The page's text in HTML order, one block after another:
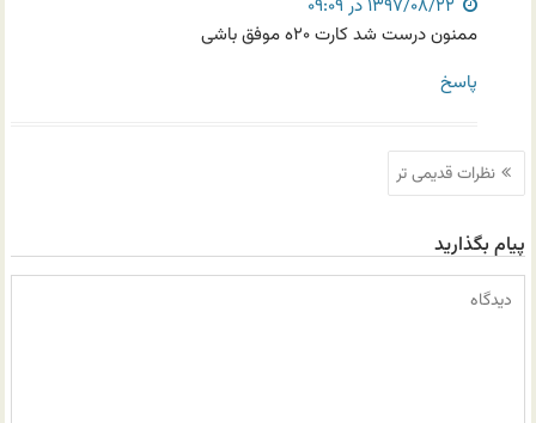
ممنون درست شد کارت ۲۰ه موفق باشی
پاسخ
ناوبری
نظرات
نظرات قدیمی تر
پیام بگذارید